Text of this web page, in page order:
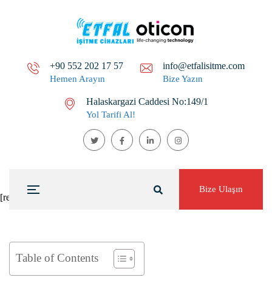
+90 552 202 17 57
Hemen Arayın
info@etfalisitme.com
Bize Yazın
Halaskargazi Caddesi No:149/1
Yol Tarifi Al!
Bize Ulaşın
[rev_slider alias="home-two"]
Table of Contents